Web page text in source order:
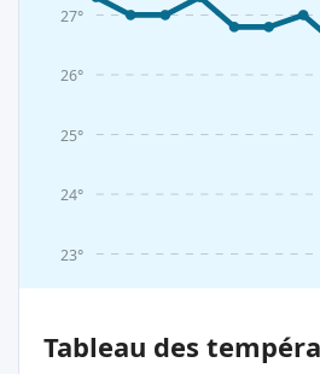
23°
24°
25°
26°
27°
Tableau des